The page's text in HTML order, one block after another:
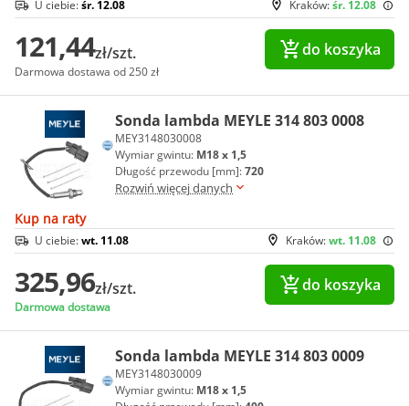
Kraków:śr. 12.08
U ciebie:śr. 12.08
121,44zł/szt.
Darmowa dostawa od 250 zł
do koszyka
Sonda lambda MEYLE 314 803 0008
MEY3148030008
Wymiar gwintu: M18 x 1,5
Długość przewodu [mm]:720
Rozwiń więcej danych
Kup na raty
Kraków:wt. 11.08
U ciebie:wt. 11.08
325,96zł/szt.
Darmowa dostawa
do koszyka
Sonda lambda MEYLE 314 803 0009
MEY3148030009
Wymiar gwintu: M18 x 1,5